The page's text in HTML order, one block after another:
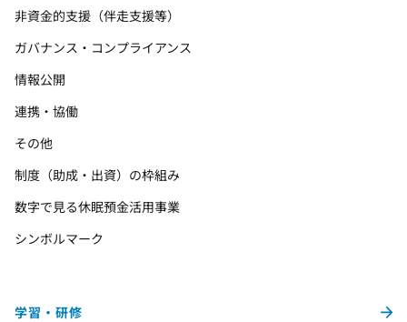
非資金的支援（伴走支援等）
ガバナンス・コンプライアンス
情報公開
連携・協働
その他
制度（助成・出資）の枠組み
数字で見る休眠預金活用事業
シンボルマーク
学習・研修